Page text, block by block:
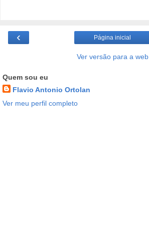
‹ Página inicial
Ver versão para a web
Quem sou eu
Flavio Antonio Ortolan
Ver meu perfil completo